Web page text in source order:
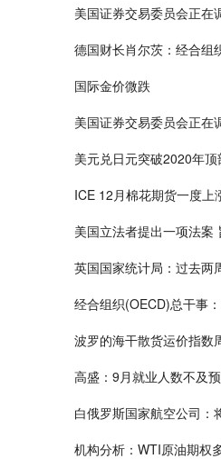
美国证券交易委员会正在
德国财长肖尔茨：经合组
国际金价微跌
美国证券交易委员会正在
美元兑日元突破2020年
ICE 12月棉花期货一度上
美国立法者提出一项法案
英国国家统计局：过去两
经合组织(OECD)总干事
波罗的海干散货运价指数
高盛：9月就业人数不及
白俄罗斯国家航空公司：
机构分析：WTI原油期权